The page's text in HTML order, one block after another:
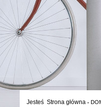
Jesteś Strona główna -